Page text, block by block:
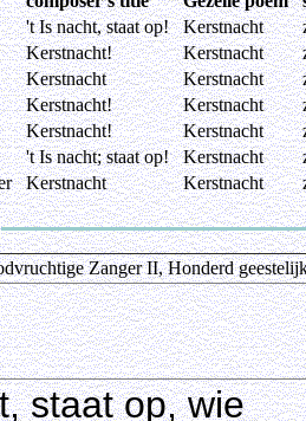
't Is nacht, staat op! Kerstnacht
Kerstnacht! Kerstnacht
Kerstnacht Kerstnacht
Kerstnacht! Kerstnacht
Kerstnacht! Kerstnacht
't Is nacht; staat op! Kerstnacht
Kerstnacht Kerstnacht
Zanger II, Honderd
staat op, wie